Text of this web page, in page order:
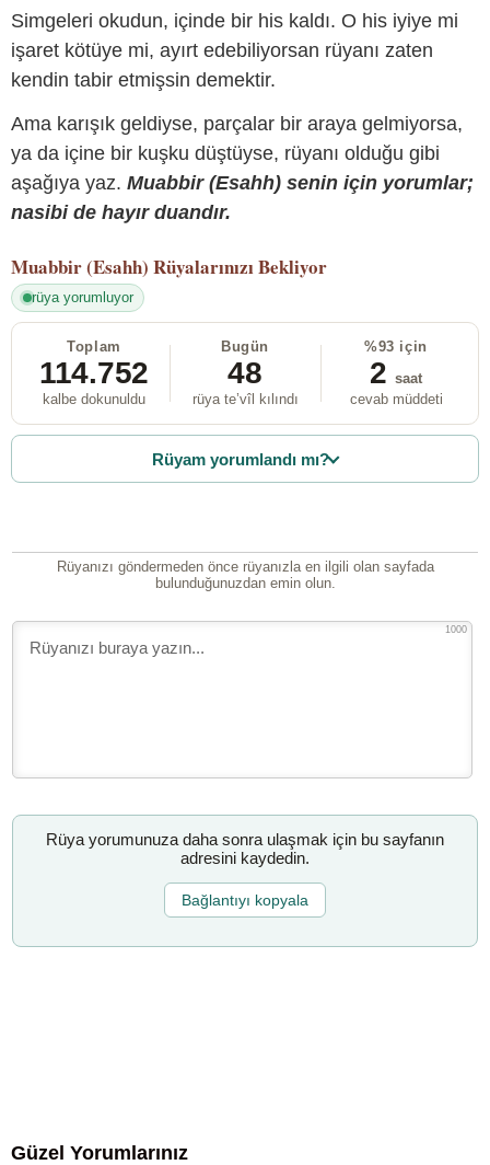
Simgeleri okudun, içinde bir his kaldı. O his iyiye mi
işaret kötüye mi, ayırt edebiliyorsan rüyanı zaten
kendin tabir etmişsin demektir.
Ama karışık geldiyse, parçalar bir araya gelmiyorsa,
ya da içine bir kuşku düştüyse, rüyanı olduğu gibi
aşağıya yaz. Muabbir (Esahh) senin için yorumlar;
nasibi de hayır duandır.
Muabbir (Esahh) Rüyalarınızı Bekliyor
rüya yorumluyor
Toplam
114.752
kalbe dokunuldu
Bugün
48
rüya te’vîl kılındı
%93 için
2 saat
cevab müddeti
Rüyam yorumlandı mı?
Rüyanızı göndermeden önce rüyanızla en ilgili olan sayfada
bulunduğunuzdan emin olun.
1000
Rüya yorumunuza daha sonra ulaşmak için bu sayfanın
adresini kaydedin.
Bağlantıyı kopyala
Güzel Yorumlarınız